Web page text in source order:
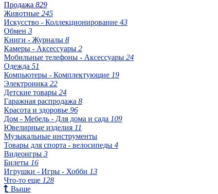
Продажа 829
Животные 245
Искусство - Коллекционирование 43
Обмен 3
Книги - Журналы 8
Камеры - Аксессуары 2
Мобильные телефоны - Аксессуары 24
Одежда 51
Компьютеры - Комплектующие 19
Электроника 22
Детские товары 24
Гаражная распродажа 8
Красота и здоровье 96
Дом - Мебель - Для дома и сада 109
Ювелирные изделия 11
Музыкальные инструменты
Товары для спорта - велосипеды 4
Видеоигры 3
Билеты 16
Игрушки - Игры - Хобби 13
Что-то еще 128
Выше